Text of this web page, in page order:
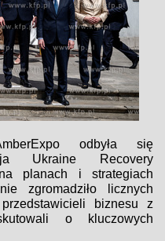
odbyła się
Ukraine Recovery
planach i strategiach
zgromadziło licznych
biznesu z
o kluczowych